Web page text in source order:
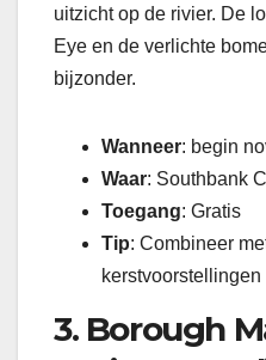
uitzicht op de rivier. De
Eye en de verlichte
bijzonder.
Wanneer: begin
Waar: Southbank
Toegang: Gratis
Tip: Combineer
3. Borough